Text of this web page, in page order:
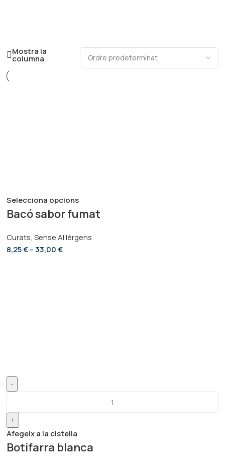
Mostra la
columna
Selecciona opcions
Bacó sabor fumat
Curats, Sense Al·lèrgens
8,25€– 33,00€
-
+
Afegeix a la cistella
Botifarra blanca